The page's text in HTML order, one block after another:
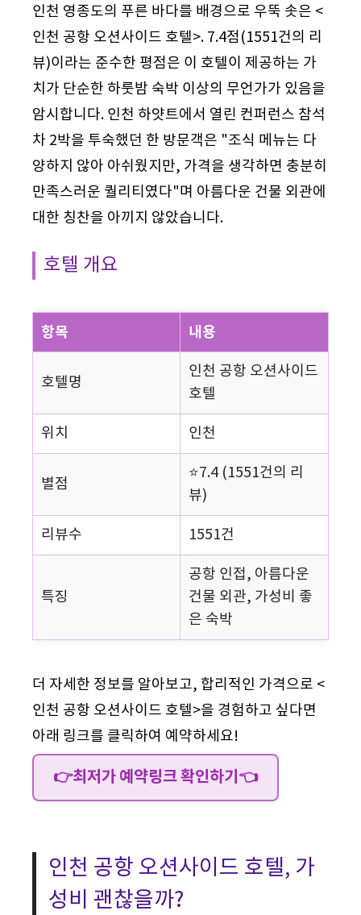
인천 영종도의 푸른 바다를 배경으로 우뚝 솟은 <
인천 공항 오션사이드 호텔>. 7.4점(1551건의 리
뷰)이라는 준수한 평점은 이 호텔이 제공하는 가
치가 단순한 하룻밤 숙박 이상의 무언가가 있음을
암시합니다. 인천 하얏트에서 열린 컨퍼런스 참석
차 2박을 투숙했던 한 방문객은 "조식 메뉴는 다
양하지 않아 아쉬웠지만, 가격을 생각하면 충분히
만족스러운 퀄리티였다"며 아름다운 건물 외관에
대한 칭찬을 아끼지 않았습니다.
호텔 개요
항목 내용
호텔명
인천 공항 오션사이드
호텔
위치 인천
별점
⭐7.4 (1551건의 리
뷰)
리뷰수 1551건
특징
공항 인접, 아름다운
건물 외관, 가성비 좋
은 숙박
더 자세한 정보를 알아보고, 합리적인 가격으로 <
인천 공항 오션사이드 호텔>을 경험하고 싶다면
아래 링크를 클릭하여 예약하세요!
👉최저가 예약링크 확인하기👈
인천 공항 오션사이드 호텔, 가
성비 괜찮을까?